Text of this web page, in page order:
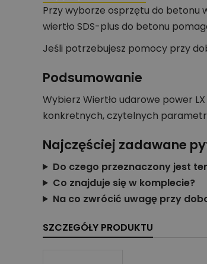
Przy wyborze osprzętu do betonu
wiertło SDS-plus do betonu
Jeśli potrzebujesz pomocy przy
Podsumowanie
Wybierz Wiertło udarowe power
konkretnych, czytelnych
Najczęściej zadawane
Do czego przeznaczony jest
Co znajduje się w komplecie?
Na co zwrócić uwagę przy
SZCZEGÓŁY PRODUKTU